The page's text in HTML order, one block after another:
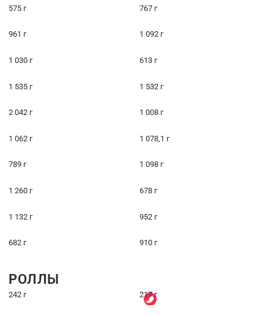
575 г 767 г
961 г 1 092 г
1 030 г 613 г
1 535 г 1 532 г
2 042 г 1 008 г
1 062 г 1 078,1 г
789 г 1 098 г
1 260 г 678 г
1 132 г 952 г
682 г 910 г
РОЛЛЫ
242 г 217 г